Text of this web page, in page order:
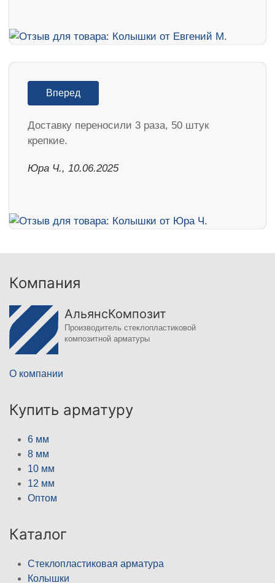
Вперед
Доставку переносили 3 раза, 50 штук
крепкие.
Юра Ч., 10.06.2025
Компания
АльянсКомпозит
Производитель стеклопластиковой
композитной арматуры
О компании
Купить арматуру
6 мм
8 мм
10 мм
12 мм
Оптом
Каталог
Стеклопластиковая арматура
Колышки